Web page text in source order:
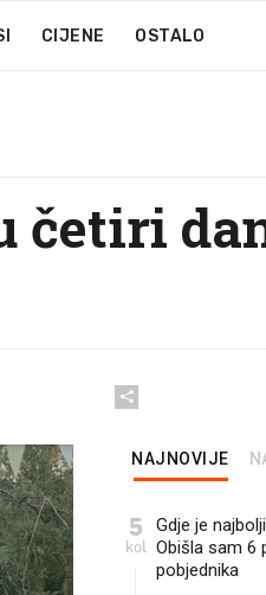
CIJENE OSTALO
četiri
NAJNOVIJE
5
kol
Gdje je
Obišla sam 6
pobjednika